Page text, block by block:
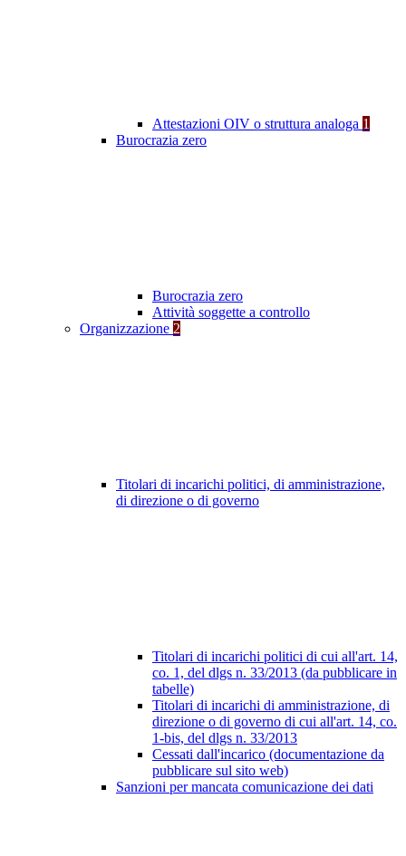
Attestazioni OIV o struttura analoga 1
Burocrazia zero
Burocrazia zero
Attività soggette a controllo
Organizzazione 2
Titolari di incarichi politici, di amministrazione,
di direzione o di governo
Titolari di incarichi politici di cui all'art. 14,
co. 1, del dlgs n. 33/2013 (da pubblicare in
tabelle)
Titolari di incarichi di amministrazione, di
direzione o di governo di cui all'art. 14, co.
1-bis, del dlgs n. 33/2013
Cessati dall'incarico (documentazione da
pubblicare sul sito web)
Sanzioni per mancata comunicazione dei dati